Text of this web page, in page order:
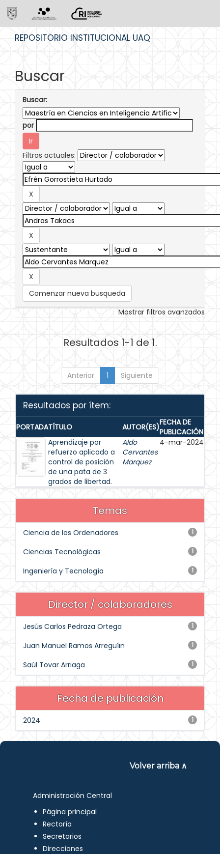
REPOSITORIO INSTITUCIONAL UAQ
Buscar
Buscar:
por
Filtros actuales:
Comenzar nueva busqueda
Mostrar filtros avanzados
Resultados 1-1 de 1.
Anterior 1 Siguiente
Resultados por ítem:
PORTADATÍTULO AUTOR(ES)FECHA DE
PUBLICACIÓN
Aprendizaje por
refuerzo aplicado a
control de posición
de una pata de 3
grados de libertad.
Aldo
Cervantes
Marquez
4-mar-2024
Temas
1
Ciencia de los Ordenadores
1
Ciencias Tecnológicas
1
Ingeniería y Tecnología
Director / colaboradores
1
Jesús Carlos Pedraza Ortega
1
Juan Manuel Ramos Arreguíın
1
Saúl Tovar Arriaga
Fecha de publicación
1
2024
Volver arriba ∧
Administración Central
Página principal
Rectoría
Secretarios
Direcciones